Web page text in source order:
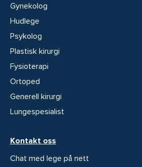
Gynekolog
Hudlege
Psykolog
Plastisk kirurgi
Fysioterapi
Ortoped
Generell kirurgi
Lungespesialist
Kontakt oss
Chat med lege på nett